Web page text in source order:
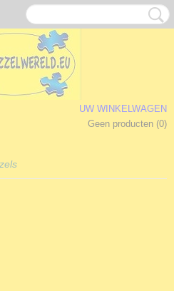
UW WINKELWAGEN
Geen producten (0)